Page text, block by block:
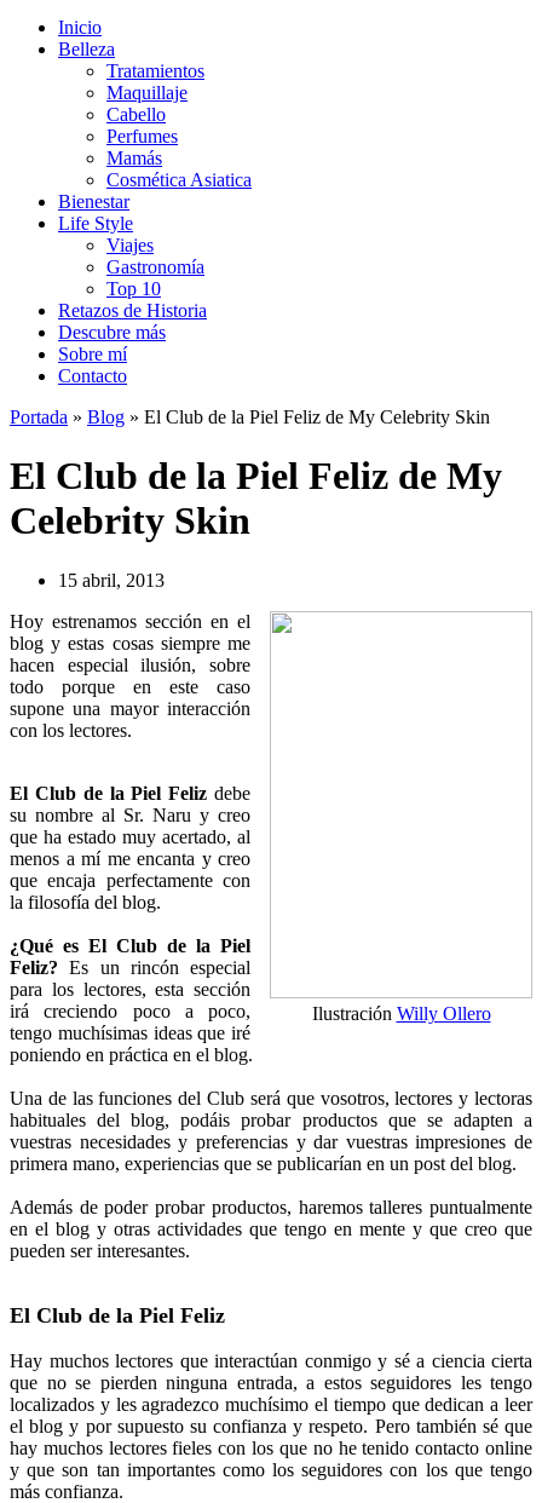
Inicio
Belleza
Tratamientos
Maquillaje
Cabello
Perfumes
Mamás
Cosmética Asiatica
Bienestar
Life Style
Viajes
Gastronomía
Top 10
Retazos de Historia
Descubre más
Sobre mí
Contacto
Portada » Blog » El Club de la Piel Feliz de My Celebrity Skin
El Club de la Piel Feliz de My
Celebrity Skin
15 abril, 2013
Ilustración Willy Ollero
Hoy estrenamos sección en el
blog y estas cosas siempre me
hacen especial ilusión, sobre
todo porque en este caso
supone una mayor interacción
con los lectores.
El Club de la Piel Feliz debe
su nombre al Sr. Naru y creo
que ha estado muy acertado, al
menos a mí me encanta y creo
que encaja perfectamente con
la filosofía del blog.
¿Qué es El Club de la Piel
Feliz? Es un rincón especial
para los lectores, esta sección
irá creciendo poco a poco,
tengo muchísimas ideas que iré
poniendo en práctica en el blog.
Una de las funciones del Club será que vosotros, lectores y lectoras
habituales del blog, podáis probar productos que se adapten a
vuestras necesidades y preferencias y dar vuestras impresiones de
primera mano, experiencias que se publicarían en un post del blog.
Además de poder probar productos, haremos talleres puntualmente
en el blog y otras actividades que tengo en mente y que creo que
pueden ser interesantes.
El Club de la Piel Feliz
Hay muchos lectores que interactúan conmigo y sé a ciencia cierta
que no se pierden ninguna entrada, a estos seguidores les tengo
localizados y les agradezco muchísimo el tiempo que dedican a leer
el blog y por supuesto su confianza y respeto. Pero también sé que
hay muchos lectores fieles con los que no he tenido contacto online
y que son tan importantes como los seguidores con los que tengo
más confianza.